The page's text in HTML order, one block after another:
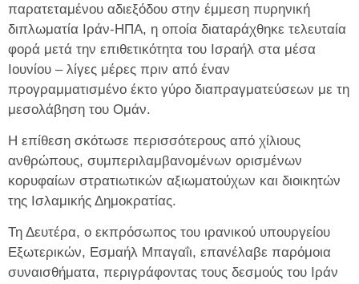
παρατεταμένου αδιεξόδου στην έμμεση πυρηνική
διπλωματία Ιράν-ΗΠΑ, η οποία διαταράχθηκε τελευταία
φορά μετά την επιθετικότητα του Ισραήλ στα μέσα
Ιουνίου – λίγες μέρες πριν από έναν
προγραμματισμένο έκτο γύρο διαπραγματεύσεων με τη
μεσολάβηση του Ομάν.
Η επίθεση σκότωσε περισσότερους από χίλιους
ανθρώπους, συμπεριλαμβανομένων ορισμένων
κορυφαίων στρατιωτικών αξιωματούχων και διοικητών
της Ισλαμικής Δημοκρατίας.
Τη Δευτέρα, ο εκπρόσωπος του ιρανικού υπουργείου
Εξωτερικών, Εσμαήλ Μπαγαΐι, επανέλαβε παρόμοια
συναισθήματα, περιγράφοντας τους δεσμούς του Ιράν